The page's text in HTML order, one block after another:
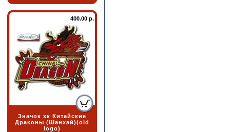
400.00 р.
Значок хк Китайские
Драконы (Шанхай)(old
logo)